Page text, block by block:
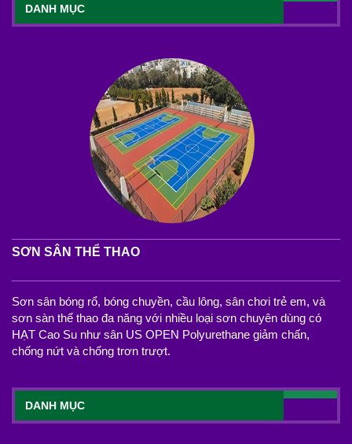
DANH MỤC
SƠN SÂN THỂ THAO
Sơn sân bóng rổ, bóng chuyền, cầu lông, sân chơi trẻ em, và
sơn sàn thể thao đa năng với nhiều loại sơn chuyên dùng có
HẠT Cao Su như sân US OPEN Polyurethane giảm chấn,
chống nứt và chống trơn trượt.
DANH MỤC